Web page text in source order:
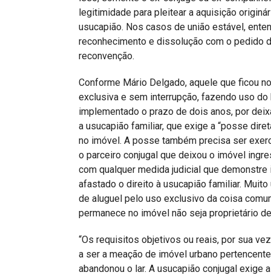
legitimidade para pleitear a aquisição
usucapião. Nos casos de união estável,
reconhecimento e dissolução com o pedido
reconvenção.
Conforme Mário Delgado, aquele que ficou
exclusiva e sem interrupção, fazendo uso
implementado o prazo de dois anos, por
a usucapião familiar, que exige a “posse
no imóvel. A posse também precisa ser
o parceiro conjugal que deixou o imóvel
com qualquer medida judicial que
afastado o direito à usucapião familiar.
de aluguel pelo uso exclusivo da coisa
permanece no imóvel não seja proprietário
“Os requisitos objetivos ou reais, por sua
a ser a meação de imóvel urbano
abandonou o lar. A usucapião conjugal